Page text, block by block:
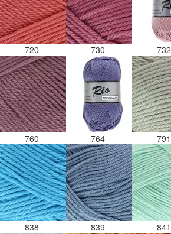
720 730 732
760 764 791
838 839 841